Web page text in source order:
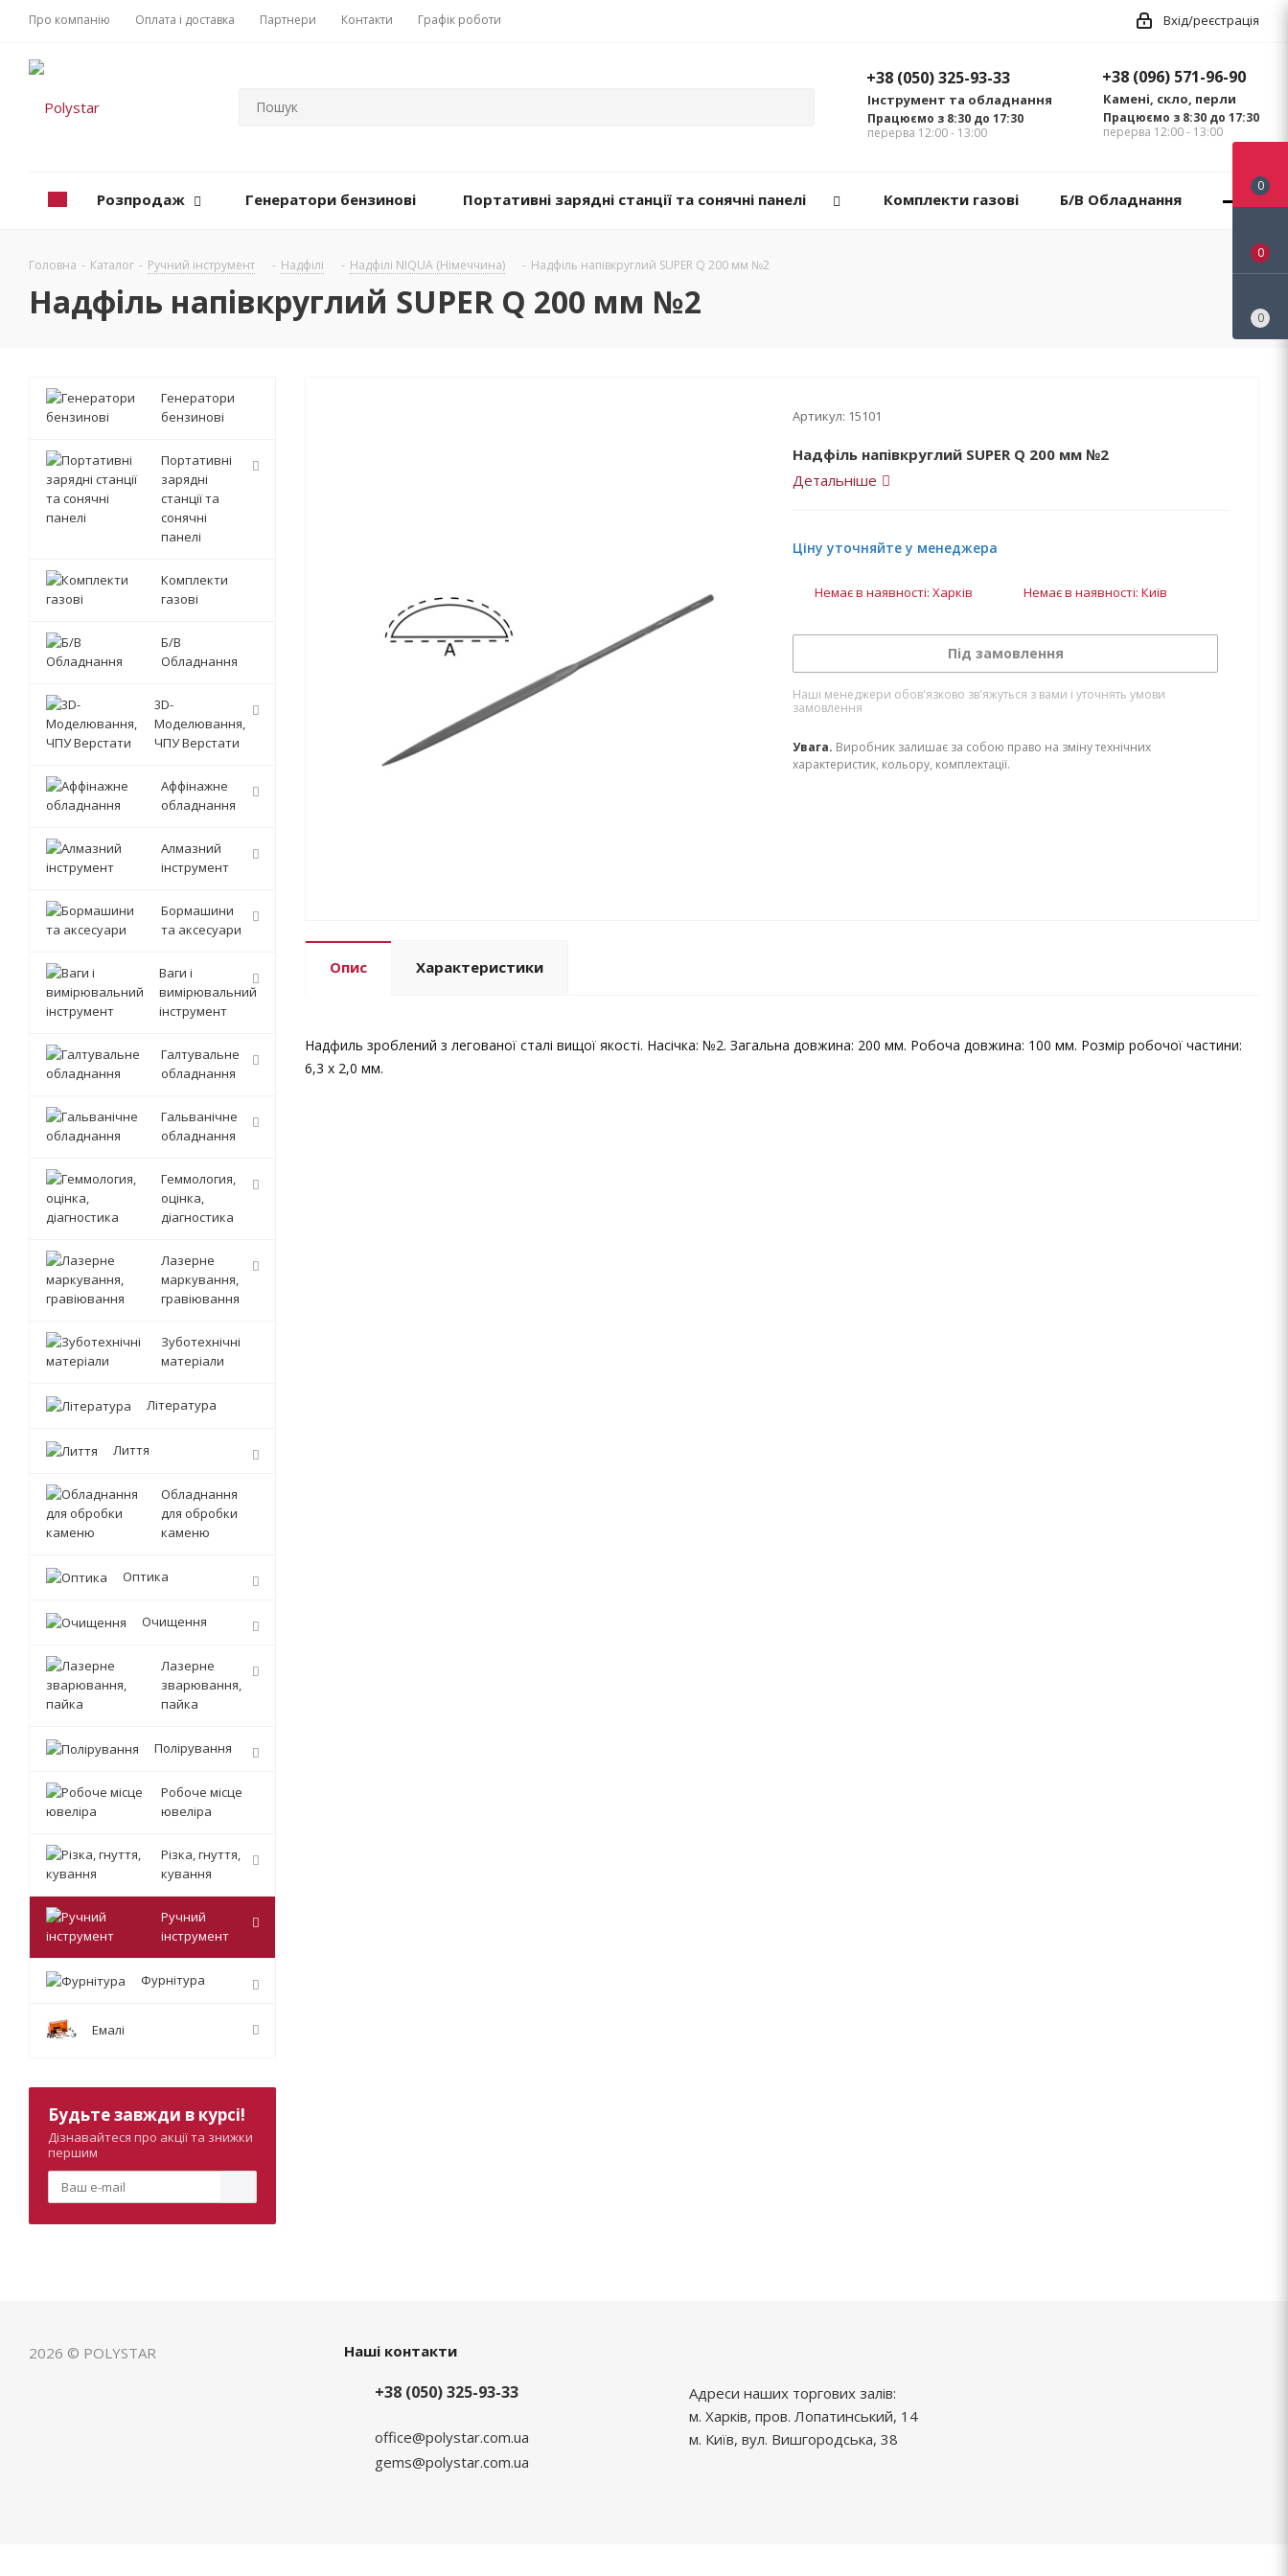
Про компанію Оплата і доставка Партнери Контакти Графік роботи Вхід/реєстрація
+38 (096) 571-96-90
Камені, скло, перли
Працюємо з 8:30 до 17:30
перерва 12:00 - 13:00
+38 (050) 325-93-33
Інструмент та обладнання
Працюємо з 8:30 до 17:30
перерва 12:00 - 13:00
Розпродаж Генератори бензинові Портативні зарядні станції та сонячні панелі Комплекти газові Б/В Обладнання
Головна - Каталог - Ручний інструмент - Надфілі - Надфілі NIQUA (Німеччина) - Надфіль напівкруглий SUPER Q 200 мм №2
Надфіль напівкруглий SUPER Q 200 мм №2
Артикул: 15101
Надфіль напівкруглий SUPER Q 200 мм №2
Детальніше
Ціну уточняйте у менеджера
Немає в наявності: Харків Немає в наявності: Київ
Під замовлення
Наші менеджери обов'язково зв'яжуться з вами і уточнять умови
замовлення
Увага. Виробник залишає за собою право на зміну технічних
характеристик, кольору, комплектації.
Опис Характеристики
Надфиль зроблений з легованої сталі вищої якості. Насічка: №2. Загальна довжина: 200 мм. Робоча довжина: 100 мм. Розмір робочої частини:
6,3 х 2,0 мм.
Генератори
бензинові
Портативні
зарядні
станції та
сонячні
панелі
Комплекти
газові
Б/В
Обладнання
3D-
Моделювання,
ЧПУ Верстати
Аффінажне
обладнання
Алмазний
інструмент
Бормашини
та аксесуари
Ваги і
вимірювальний
інструмент
Галтувальне
обладнання
Гальванічне
обладнання
Геммология,
оцінка,
діагностика
Лазерне
маркування,
гравіювання
Зуботехнічні
матеріали
Література
Лиття
Обладнання
для обробки
каменю
Оптика
Очищення
Лазерне
зварювання,
пайка
Полірування
Робоче місце
ювеліра
Різка, гнуття,
кування
Ручний
інструмент
Фурнітура
Емалі
Будьте завжди в курсі!
Дізнавайтеся про акції та знижки
першим
2026 © POLYSTAR Наші контакти
+38 (050) 325-93-33
office@polystar.com.ua
gems@polystar.com.ua
Адреси наших торгових залів:
м. Харків, пров. Лопатинський, 14
м. Київ, вул. Вишгородська, 38
0
0
0